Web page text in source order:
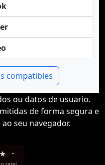
compatibles
ou datos de usuario.
de forma segura e
seu navegador.
★ -